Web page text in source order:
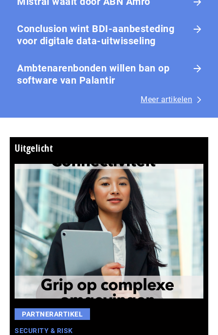
Conclusion wint BDI-aanbesteding
voor digitale data-uitwisseling
Ambtenarenbonden willen ban op
software van Palantir
Meer artikelen
Uitgelicht
PARTNERARTIKEL
SECURITY & RISK